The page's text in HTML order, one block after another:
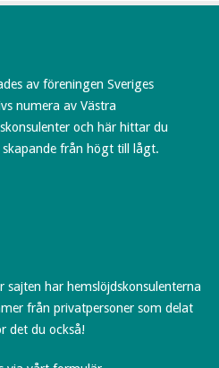
av föreningen Sveriges
numera av Västra
och här hittar du
från högt till lågt.
har hemslöjdskonsulenterna
från privatpersoner som delat
det du också!